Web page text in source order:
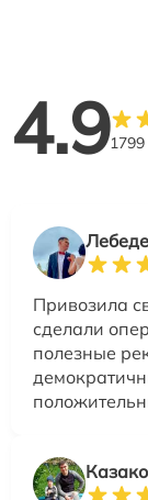
4.9
Привозила
сделали
полезные